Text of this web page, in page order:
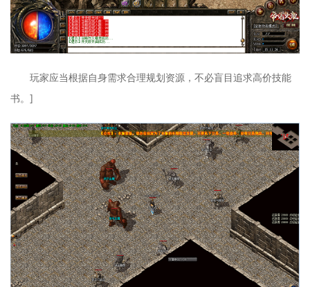
玩家应当根据自身需求合理规划资源，不必盲目追求高价技能
书。]